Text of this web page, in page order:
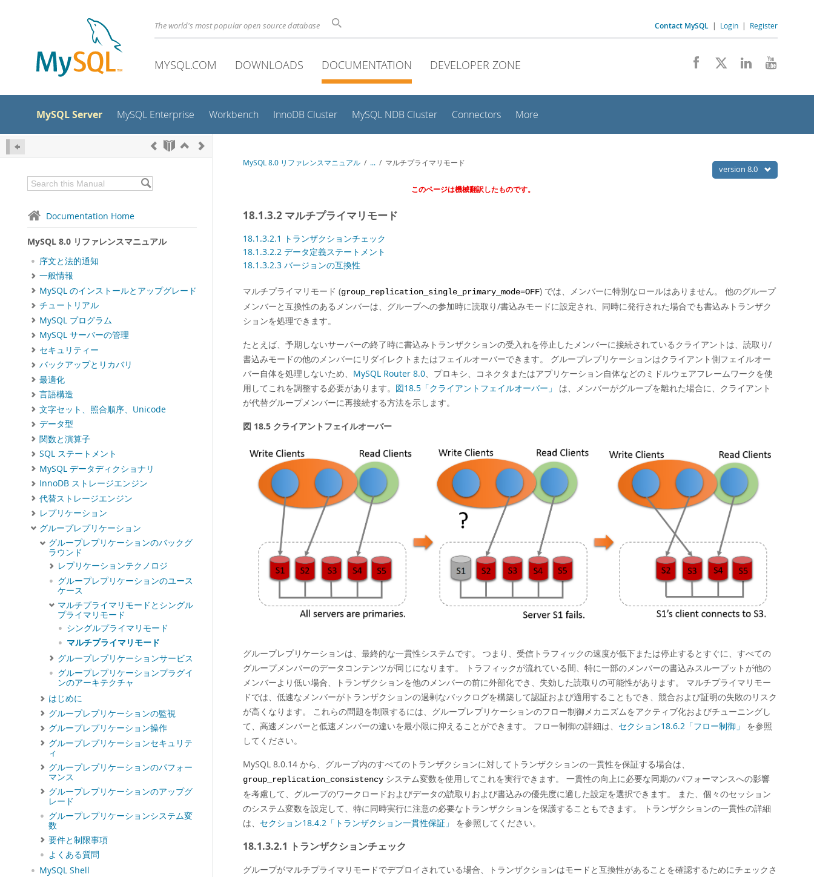
The world's most popular open source database Contact MySQL | Login | Register
MYSQL.COM DOWNLOADS DOCUMENTATION DEVELOPER ZONE
MySQL Server MySQL Enterprise Workbench InnoDB Cluster MySQL NDB Cluster Connectors More
Documentation Home
MySQL 8.0 リファレンスマニュアル
序文と法的通知
一般情報
MySQL のインストールとアップグレード
チュートリアル
MySQL プログラム
MySQL サーバーの管理
セキュリティー
バックアップとリカバリ
最適化
言語構造
文字セット、照合順序、Unicode
データ型
関数と演算子
SQL ステートメント
MySQL データディクショナリ
InnoDB ストレージエンジン
代替ストレージエンジン
レプリケーション
グループレプリケーション
グループレプリケーションのバックグ
ラウンド
レプリケーションテクノロジ
グループレプリケーションのユース
ケース
マルチプライマリモードとシングル
プライマリモード
シングルプライマリモード
マルチプライマリモード
グループレプリケーションサービス
グループレプリケーションプラグイ
ンのアーキテクチャ
はじめに
グループレプリケーションの監視
グループレプリケーション操作
グループレプリケーションセキュリテ
ィ
グループレプリケーションのパフォー
マンス
グループレプリケーションのアップグ
レード
グループレプリケーションシステム変
数
要件と制限事項
よくある質問
MySQL Shell
version 8.0
MySQL 8.0 リファレンスマニュアル / ... / マルチプライマリモード
このページは機械翻訳したものです。
18.1.3.2 マルチプライマリモード
18.1.3.2.1 トランザクションチェック
18.1.3.2.2 データ定義ステートメント
18.1.3.2.3 バージョンの互換性
マルチプライマリモード (group_replication_single_primary_mode=OFF) では、メンバーに特別なロールはありません。 他のグループ
メンバーと互換性のあるメンバーは、グループへの参加時に読取り/書込みモードに設定され、同時に発行された場合でも書込みトランザク
ションを処理できます。
たとえば、予期しないサーバーの終了時に書込みトランザクションの受入れを停止したメンバーに接続されているクライアントは、読取り/
書込みモードの他のメンバーにリダイレクトまたはフェイルオーバーできます。 グループレプリケーションはクライアント側フェイルオー
バー自体を処理しないため、 MySQL Router 8.0、プロキシ、コネクタまたはアプリケーション自体などのミドルウェアフレームワークを使
用してこれを調整する必要があります。 図18.5「クライアントフェイルオーバー」
は、メンバーがグループを離れた場合に、クライアント
が代替グループメンバーに再接続する方法を示します。
図 18.5 クライアントフェイルオーバー
グループレプリケーションは、最終的な一貫性システムです。 つまり、受信トラフィックの速度が低下または停止するとすぐに、すべての
グループメンバーのデータコンテンツが同じになります。 トラフィックが流れている間、特に一部のメンバーの書込みスループットが他の
メンバーより低い場合、トランザクションを他のメンバーの前に外部化でき、失効した読取りの可能性があります。 マルチプライマリモー
ドでは、低速なメンバーがトランザクションの過剰なバックログを構築して認証および適用することもでき、競合および証明の失敗のリスク
が高くなります。 これらの問題を制限するには、グループレプリケーションのフロー制御メカニズムをアクティブ化およびチューニングし
て、高速メンバーと低速メンバーの違いを最小限に抑えることができます。 フロー制御の詳細は、 セクション18.6.2「フロー制御」
を参照
してください。
MySQL 8.0.14 から、グループ内のすべてのトランザクションに対してトランザクションの一貫性を保証する場合は、
group_replication_consistency システム変数を使用してこれを実行できます。 一貫性の向上に必要な同期のパフォーマンスへの影響
を考慮して、グループのワークロードおよびデータの読取りおよび書込みの優先度に適した設定を選択できます。 また、個々のセッション
のシステム変数を設定して、特に同時実行に注意の必要なトランザクションを保護することもできます。 トランザクションの一貫性の詳細
は、 セクション18.4.2「トランザクション一貫性保証」 を参照してください。
18.1.3.2.1 トランザクションチェック
グループがマルチプライマリモードでデプロイされている場合、トランザクションはモードと互換性があることを確認するためにチェックさ